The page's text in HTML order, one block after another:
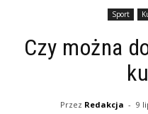
Sport
Czy można
Przez Redakcja - 9